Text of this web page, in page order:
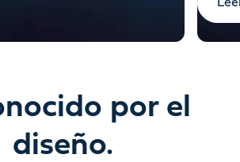
por el
diseño.